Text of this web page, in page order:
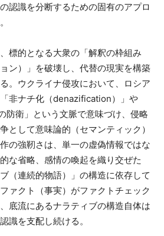
認識を分断するための固有のアプロ
標的となる大衆の「解釈の枠組み
ン）」を破壊し、代替の現実を構築
。ウクライナ侵攻において、ロシア
非ナチ化（denazification）」や
防衛」という文脈で意味づけ、侵略
として意味論的（セマンティック）
の強靭さは、単一の虚偽情報ではな
な省略、感情の喚起を織り交ぜた
（連続的物語）」の構造に依存して
ァクト（事実）がファクトチェック
底流にあるナラティブの構造自体は
識を支配し続ける。